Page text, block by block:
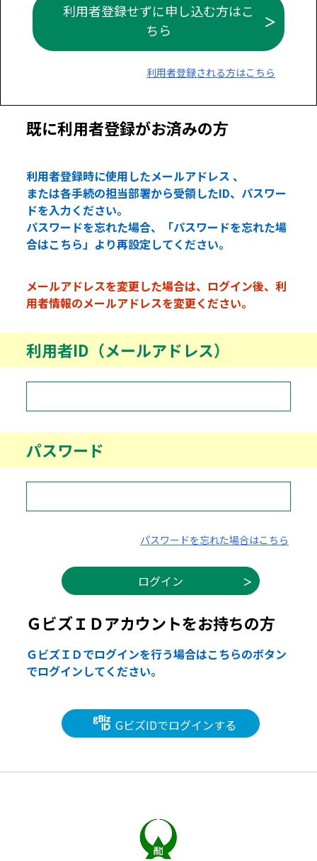
利用者登録せずに申し込む方はこ
ちら
利用者登録される方はこちら
既に利用者登録がお済みの方
利用者登録時に使用したメールアドレス 、
または各手続の担当部署から受領したID、パスワー
ドを入力ください。
パスワードを忘れた場合、「パスワードを忘れた場
合はこちら」より再設定してください。
メールアドレスを変更した場合は、ログイン後、利
用者情報のメールアドレスを変更ください。
利用者ID（メールアドレス）
パスワード
パスワードを忘れた場合はこちら
ＧビズＩＤアカウントをお持ちの方
ＧビズＩＤでログインを行う場合はこちらのボタン
でログインしてください。
GビズIDでログインする